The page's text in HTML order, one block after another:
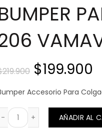
219.900 El
precio
original
$199.900
Accesorio Para
BUMPER PARA LINE
AÑADIR AL